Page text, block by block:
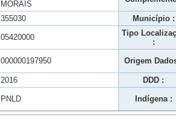
MORAIS
355030 Município :
05420000
Tipo
:
000000197950 Origem
2016 DDD :
PNLD Indígena :